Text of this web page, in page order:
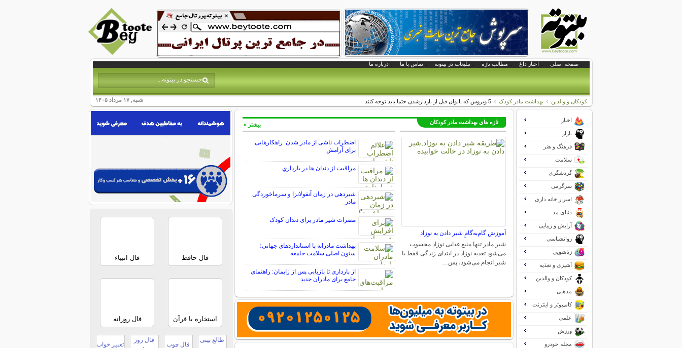
صفحه اصلی اخبار داغ مطالب تازه تبلیغات در بیتوته تماس با ما درباره ما
شنبه, ۱۷ مرداد ۱۴۰۵ کودکان و والدین بهداشت مادر کودک 5 ویروس كه بانوان قبل از باردارشدن حتما باید توجه كنند
تازه های بهداشت مادر کودکان
آموزش گام‌به‌گامِ شیر دادن به نوزاد
شیر مادر تنها منبع غذایی نوزاد محسوب
می‌شود تغذیه نوزاد در ابتدای زندگی فقط با
شیر انجام می‌شود، پس…
اضطراب ناشی از مادر شدن: راهکارهایی
برای آرامش
مراقبت از دندان‌ ها در بارداري
شیردهی در زمان آنفولانزا و سرماخوردگی
مادر
مضرات شیر مادر برای دندان کودک
بهداشت مادرانه با استانداردهای جهانی؛
ستون اصلی سلامت جامعه
از بارداری تا بازیابی پس از زایمان: راهنمای
جامع برای مادران جدید
بیشتر »
اخبار
بازار
فرهنگ و هنر
سلامت
گردشگری
سرگرمی
اسرار خانه داری
دنیای مد
آرایش و زیبایی
روانشناسی
زناشویی
آشپزی و تغذیه
کودکان و والدین
مذهبی
کامپیوتر و اینترنت
علمی
ورزش
مجله خودرو
فال حافظ فال انبیاء
استخاره با قرآن فال روزانه
طالع بینی
فال چوب
فال روز
تعبیر خواب